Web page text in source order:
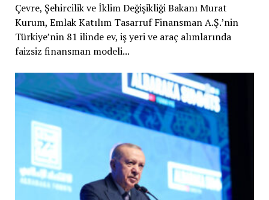
Çevre, Şehircilik ve İklim Değişikliği Bakanı Murat
Kurum, Emlak Katılım Tasarruf Finansman A.Ş.’nin
Türkiye’nin 81 ilinde ev, iş yeri ve araç alımlarında
faizsiz finansman modeli...